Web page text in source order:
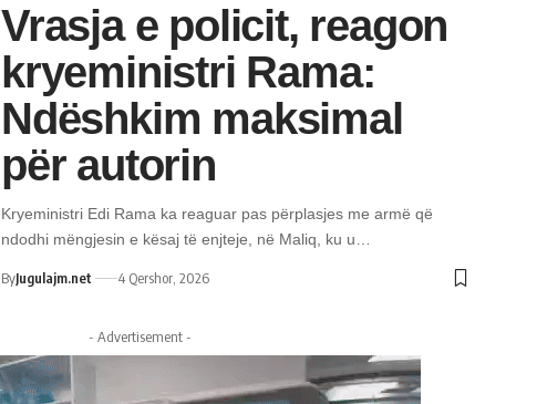
Vrasja e policit, reagon
kryeministri Rama:
Ndëshkim maksimal
për autorin
Kryeministri Edi Rama ka reaguar pas përplasjes me armë që
ndodhi mëngjesin e kësaj të enjteje, në Maliq, ku u…
ByJugulajm.net 4 Qershor, 2026
- Advertisement -